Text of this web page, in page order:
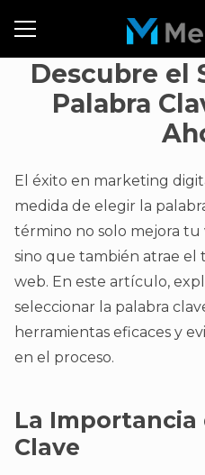
Descubre el
Palabra
El éxito en marketing
medida de elegir la
término no solo mejora tu
sino que también atrae el
web. En este artículo,
seleccionar la palabra
herramientas eficaces y
en el proceso.
La Importancia
Clave